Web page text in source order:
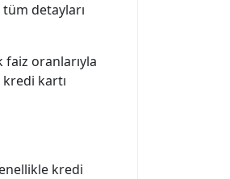
detayları
oranlarıyla
kartı
kredi